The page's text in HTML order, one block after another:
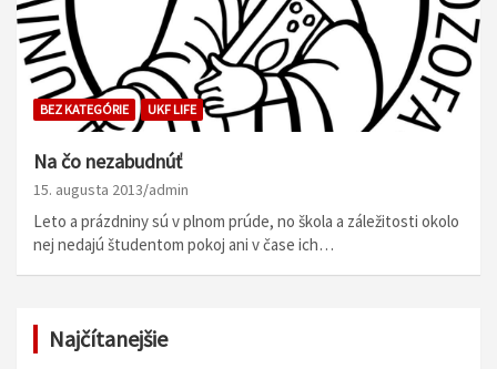
BEZ KATEGÓRIE UKF LIFE
Na čo nezabudnúť
15. augusta 2013 admin
Leto a prázdniny sú v plnom prúde, no škola a záležitosti okolo
nej nedajú študentom pokoj ani v čase ich…
Najčítanejšie